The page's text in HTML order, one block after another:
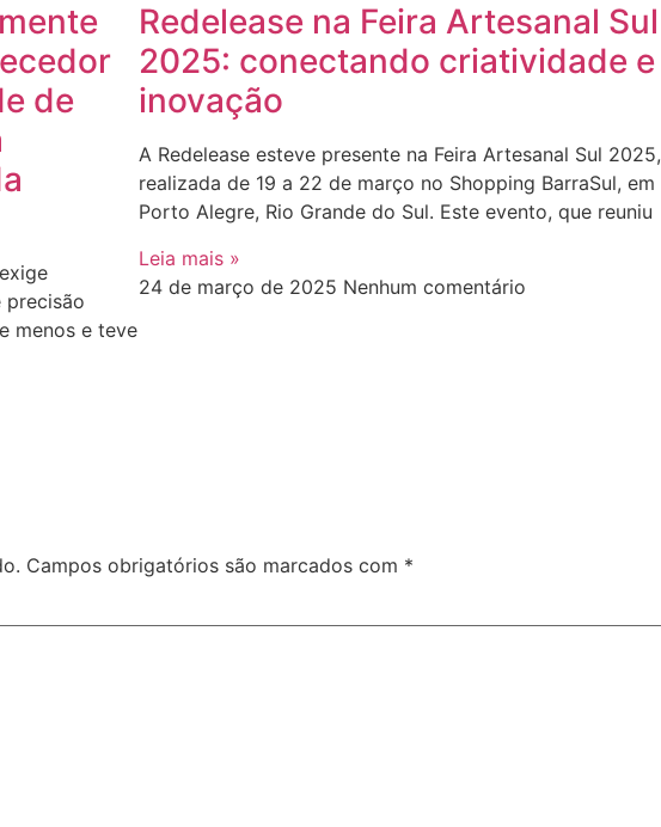
de
precisão
menos e teve
Redelease na Feira Artesanal Sul
2025: conectando criatividade e
inovação
A Redelease esteve presente na Feira Artesanal Sul 2025,
realizada de 19 a 22 de março no Shopping BarraSul, em
Porto Alegre, Rio Grande do Sul. Este evento, que reuniu
Leia mais »
24 de março de 2025 Nenhum comentário
Campos obrigatórios são marcados com *